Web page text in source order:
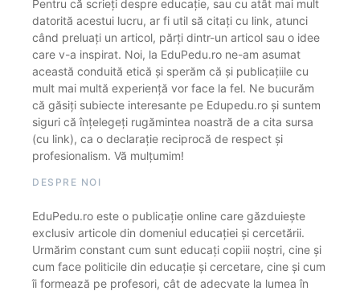
Pentru că scrieți despre educație, sau cu atât mai mult
datorită acestui lucru, ar fi util să citați cu link, atunci
când preluați un articol, părți dintr-un articol sau o idee
care v-a inspirat. Noi, la EduPedu.ro ne-am asumat
această conduită etică și sperăm că și publicațiile cu
mult mai multă experiență vor face la fel. Ne bucurăm
că găsiți subiecte interesante pe Edupedu.ro și suntem
siguri că înțelegeți rugămintea noastră de a cita sursa
(cu link), ca o declarație reciprocă de respect și
profesionalism. Vă mulțumim!
DESPRE NOI
EduPedu.ro este o publicație online care găzduiește
exclusiv articole din domeniul educației și cercetării.
Urmărim constant cum sunt educați copiii noștri, cine și
cum face politicile din educație și cercetare, cine și cum
îi formează pe profesori, cât de adecvate la lumea în